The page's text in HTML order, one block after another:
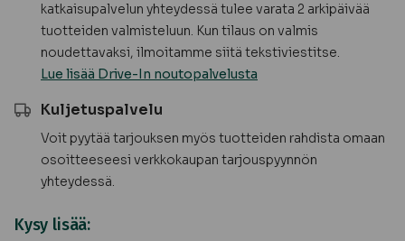
katkaisupalvelun yhteydessä tulee varata 2 arkipäivää
tuotteiden valmisteluun. Kun tilaus on valmis
noudettavaksi, ilmoitamme siitä tekstiviestitse.
Lue lisää Drive-In noutopalvelusta
Kuljetuspalvelu
Voit pyytää tarjouksen myös tuotteiden rahdista omaan
osoitteeseesi verkkokaupan tarjouspyynnön
yhteydessä.
Kysy lisää: